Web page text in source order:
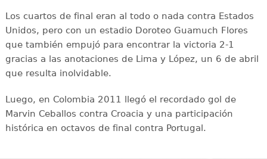
Los cuartos de final eran al todo o nada contra Estados
Unidos, pero con un estadio Doroteo Guamuch Flores
que también empujó para encontrar la victoria 2-1
gracias a las anotaciones de Lima y López, un 6 de abril
que resulta inolvidable.
Luego, en Colombia 2011 llegó el recordado gol de
Marvin Ceballos contra Croacia y una participación
histórica en octavos de final contra Portugal.